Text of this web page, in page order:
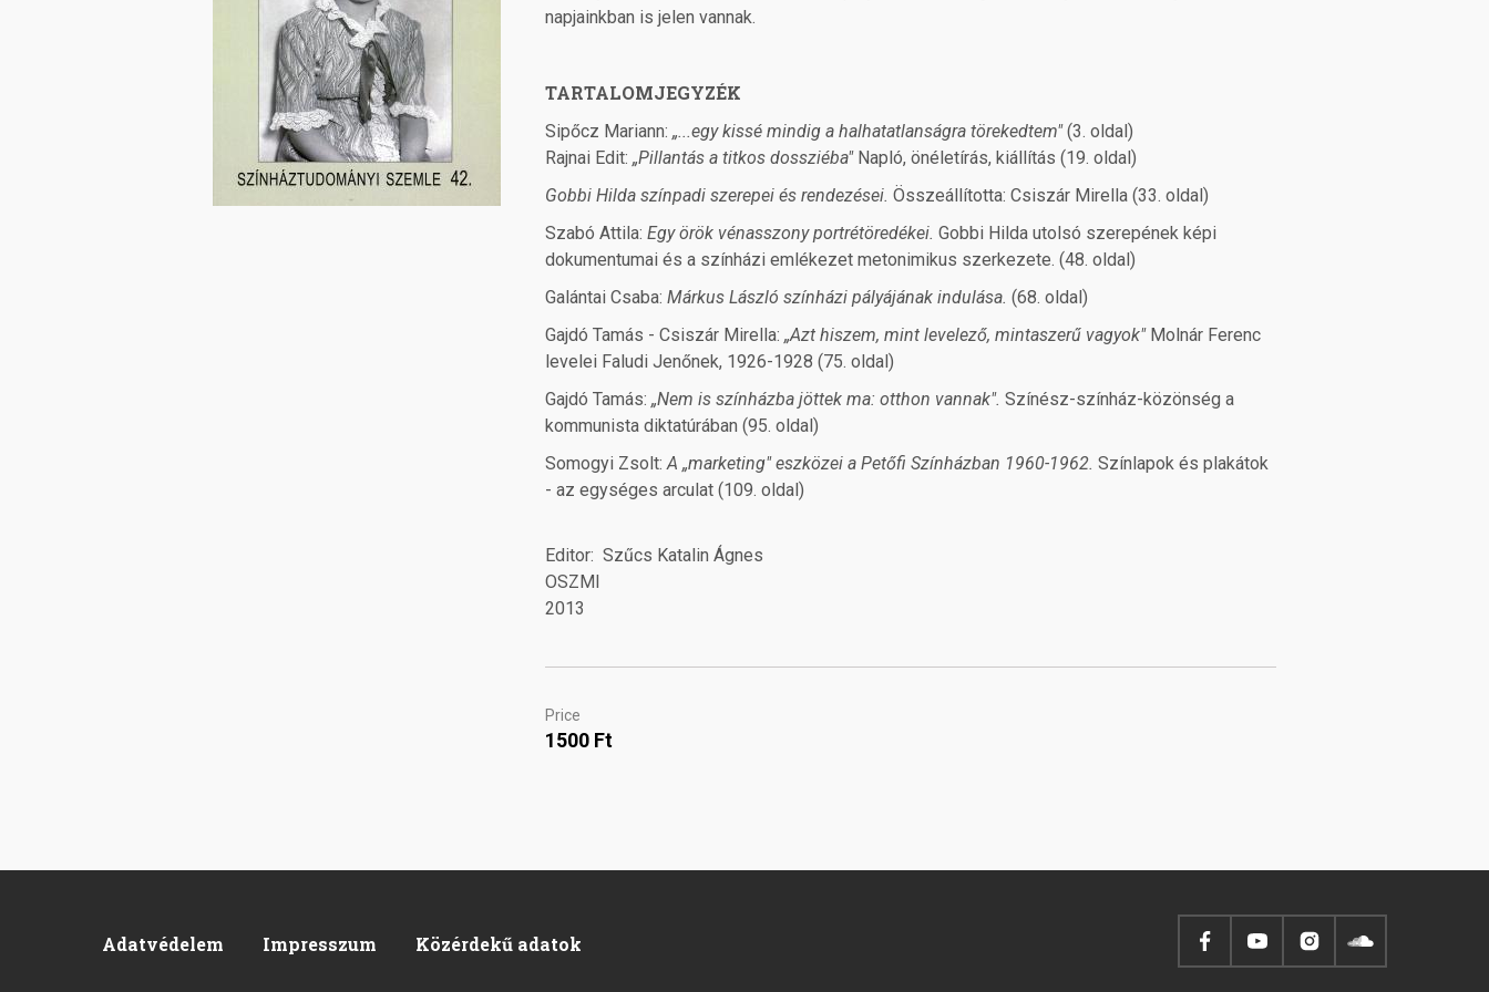
napjainkban is jelen vannak.
TARTALOMJEGYZÉK
Sipőcz Mariann: „...egy kissé mindig a halhatatlanságra törekedtem"(3. oldal)
Rajnai Edit: „Pillantás a titkos dossziéba" Napló, önéletírás, kiállítás (19. oldal)
Gobbi Hilda színpadi szerepei és rendezései. Összeállította: Csiszár Mirella (33. oldal)
Szabó Attila: Egy örök vénasszony portrétöredékei. Gobbi Hilda utolsó szerepének képi
dokumentumai és a színházi emlékezet metonimikus szerkezete. (48. oldal)
Galántai Csaba: Márkus László színházi pályájának indulása. (68. oldal)
Gajdó Tamás - Csiszár Mirella: „Azt hiszem, mint levelező, mintaszerű vagyok" Molnár Ferenc
levelei Faludi Jenőnek, 1926-1928 (75. oldal)
Gajdó Tamás: „Nem is színházba jöttek ma: otthon vannak". Színész-színház-közönség a
kommunista diktatúrában (95. oldal)
Somogyi Zsolt:A „marketing" eszközei a Petőfi Színházban 1960-1962. Színlapok és plakátok
- az egységes arculat (109. oldal)
Editor Szűcs Katalin Ágnes
OSZMI
2013
Price
1500 Ft
Adatvédelem Impresszum Közérdekű adatok